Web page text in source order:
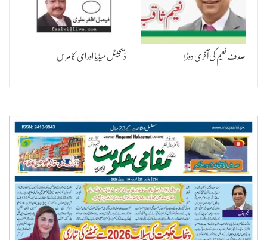
صدف نعیم کی آخری دوڑ ! ڈیجیٹل میڈیا اور ای کامرس